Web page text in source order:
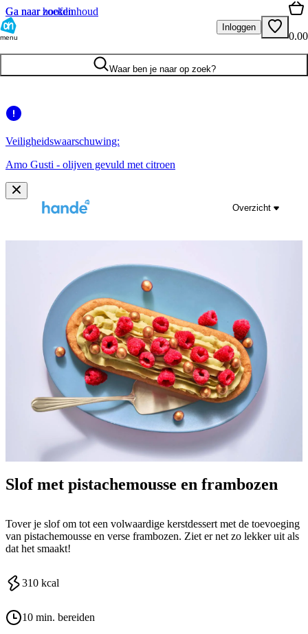
Ga naar hoofdinhoud
Ga naar zoeken
menu
Inloggen
0.00
Waar ben je naar op zoek?
Veiligheidswaarschuwing:
Amo Gusti - olijven gevuld met citroen
Overzicht
Slof met pistachemousse en frambozen
Tover je slof om tot een volwaardige kerstdessert met de toevoeging
van pistachemousse en verse frambozen. Ziet er net zo lekker uit als
dat het smaakt!
310 kcal
10 min. bereiden